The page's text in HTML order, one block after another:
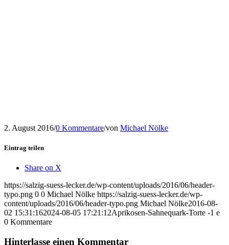
2. August 2016/0 Kommentare/von Michael Nölke
Eintrag teilen
Share on X
https://salzig-suess-lecker.de/wp-content/uploads/2016/06/header-
typo.png 0 0 Michael Nölke https://salzig-suess-lecker.de/wp-
content/uploads/2016/06/header-typo.png Michael Nölke2016-08-
02 15:31:162024-08-05 17:21:12Aprikosen-Sahnequark-Torte -1 e
0 Kommentare
Hinterlasse einen Kommentar